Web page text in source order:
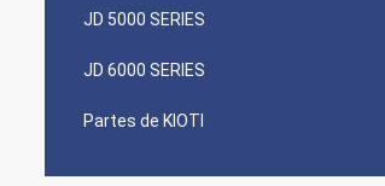
JD 5000 SERIES
JD 6000 SERIES
Partes de KIOTI